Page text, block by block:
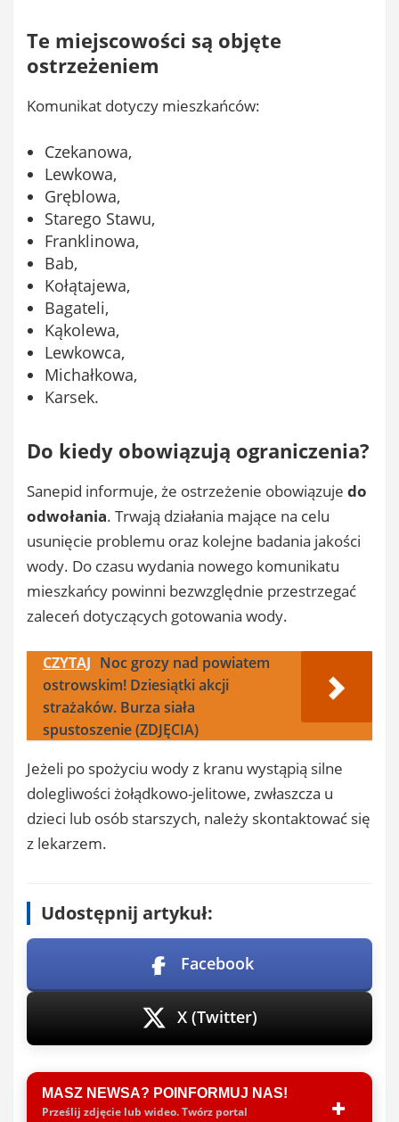
Te miejscowości są objęte
ostrzeżeniem
Komunikat dotyczy mieszkańców:
Czekanowa,
Lewkowa,
Gręblowa,
Starego Stawu,
Franklinowa,
Bab,
Kołątajewa,
Bagateli,
Kąkolewa,
Lewkowca,
Michałkowa,
Karsek.
Do kiedy obowiązują ograniczenia?
Sanepid informuje, że ostrzeżenie obowiązuje do
odwołania. Trwają działania mające na celu
usunięcie problemu oraz kolejne badania jakości
wody. Do czasu wydania nowego komunikatu
mieszkańcy powinni bezwzględnie przestrzegać
zaleceń dotyczących gotowania wody.
CZYTAJ Noc grozy nad powiatem
ostrowskim! Dziesiątki akcji
strażaków. Burza siała
spustoszenie (ZDJĘCIA)
Jeżeli po spożyciu wody z kranu wystąpią silne
dolegliwości żołądkowo-jelitowe, zwłaszcza u
dzieci lub osób starszych, należy skontaktować się
z lekarzem.
Udostępnij artykuł:
Facebook
X (Twitter)
MASZ NEWSA? POINFORMUJ NAS!
Prześlij zdjęcie lub wideo. Twórz portal